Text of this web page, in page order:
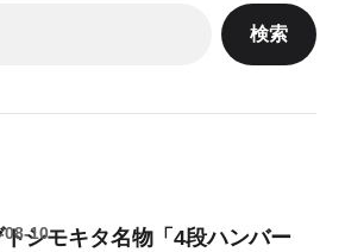
検索
シモキタ名物「4段ハンバー
08-10